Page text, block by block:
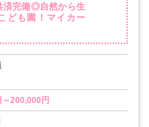
完備◎自然から生
ども園！マイカー
200,000円